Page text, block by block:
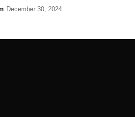
December 30, 2024